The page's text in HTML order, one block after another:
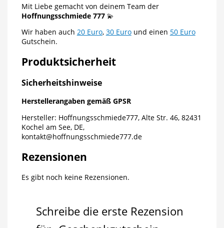
Mit Liebe gemacht von deinem Team der
Hoffnungsschmiede 777💫
Wir haben auch 20 Euro, 30 Euround einen 50 Euro
Gutschein.
Produktsicherheit
Sicherheitshinweise
Herstellerangaben gemäß GPSR
Hersteller: Hoffnungsschmiede777, Alte Str. 46, 82431
Kochel am See, DE,
kontakt@hoffnungsschmiede777.de
Rezensionen
Es gibt noch keine Rezensionen.
Schreibe die erste Rezension